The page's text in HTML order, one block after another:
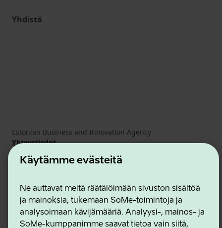
Käytämme evästeitä
Ne auttavat meitä räätälöimään sivuston sisältöä
ja mainoksia, tukemaan SoMe-toimintoja ja
analysoimaan kävijämääriä. Analyysi-, mainos- ja
SoMe-kumppanimme saavat tietoa vain siitä,
Yhdistä
Estonian Business and Innovation Agency
Yhteystiedot
Käyttöehdot